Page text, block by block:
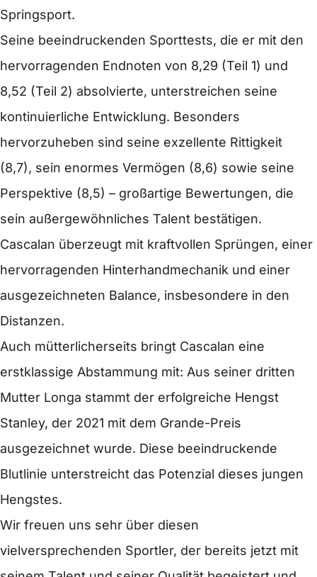
Springsport.
Seine beeindruckenden Sporttests, die er mit den
hervorragenden Endnoten von 8,29 (Teil 1) und
8,52 (Teil 2) absolvierte, unterstreichen seine
kontinuierliche Entwicklung. Besonders
hervorzuheben sind seine exzellente Rittigkeit
(8,7), sein enormes Vermögen (8,6) sowie seine
Perspektive (8,5) – großartige Bewertungen, die
sein außergewöhnliches Talent bestätigen.
Cascalan überzeugt mit kraftvollen Sprüngen, einer
hervorragenden Hinterhandmechanik und einer
ausgezeichneten Balance, insbesondere in den
Distanzen.
Auch mütterlicherseits bringt Cascalan eine
erstklassige Abstammung mit: Aus seiner dritten
Mutter Longa stammt der erfolgreiche Hengst
Stanley, der 2021 mit dem Grande-Preis
ausgezeichnet wurde. Diese beeindruckende
Blutlinie unterstreicht das Potenzial dieses jungen
Hengstes.
Wir freuen uns sehr über diesen
vielversprechenden Sportler, der bereits jetzt mit